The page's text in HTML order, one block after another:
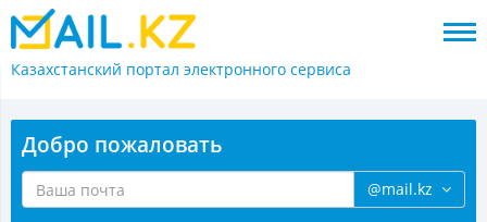
Казахстанский портал электронного сервиса
Добро пожаловать
@mail.kz